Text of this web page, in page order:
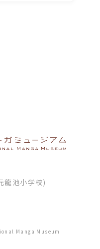
龍池小学校)
Manga Museum